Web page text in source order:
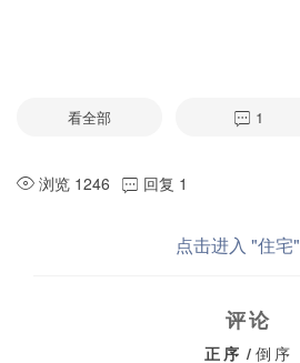
看全部 1
浏览 1246 回复 1
点击进入 "住宅"
评论
正序 / 倒序